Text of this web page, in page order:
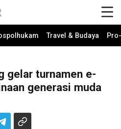
Travel & Budaya
gelar turnamen e-
generasi muda